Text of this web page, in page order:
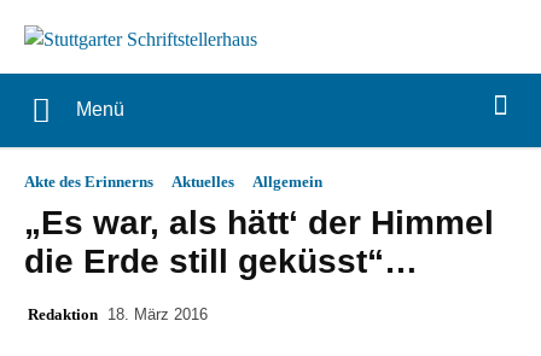
Menü
Akte des Erinnerns Aktuelles Allgemein
„Es war, als hätt‘ der Himmel
die Erde still geküsst“…
Redaktion 18. März 2016